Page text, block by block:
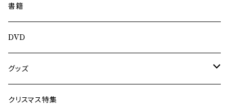
南博
ASA-CHANG
Jun Kawabata
Mooney
Jun Kawabata
旅の記憶
書籍
DVD
グッズ
Tシャツ
クリスマス特集